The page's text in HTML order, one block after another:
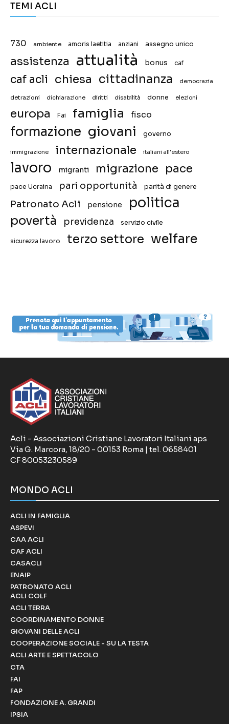
TEMI ACLI
730 ambiente amoris laetitia anziani assegno unico
assistenza attualità bonus caf
caf acli chiesa cittadinanza democrazia
detrazioni dichiarazione diritti disabilità donne elezioni
europa Fai famiglia fisco
formazione giovani governo
immigrazione internazionale italiani all'estero
lavoro migranti migrazione pace
pace Ucraina pari opportunità parità di genere
Patronato Acli pensione politica
povertà previdenza servizio civile
sicurezza lavoro terzo settore welfare
Acli - Associazioni Cristiane Lavoratori Italiani aps
Via G. Marcora, 18/20 - 00153 Roma | tel. 0658401
CF 80053230589
MONDO ACLI
ACLI IN FAMIGLIA
ASPEVI
CAA ACLI
CAF ACLI
CASACLI
ENAIP
PATRONATO ACLI
ACLI COLF
ACLI TERRA
COORDINAMENTO DONNE
GIOVANI DELLE ACLI
COOPERAZIONE SOCIALE - SU LA TESTA
ACLI ARTE E SPETTACOLO
CTA
FAI
FAP
FONDAZIONE A. GRANDI
IPSIA